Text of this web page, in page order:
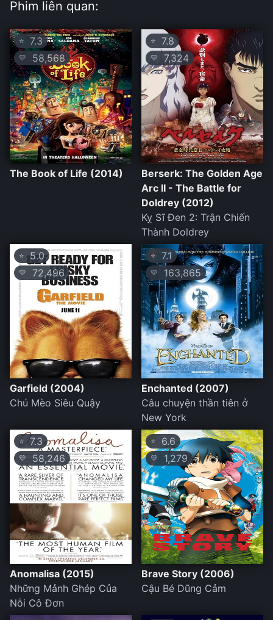
Phim liên quan:
⭐ 7.3
💛 58,568
The Book of Life (2014)
⭐ 7.8
💛 7,324
Berserk: The Golden Age
Arc II - The Battle for
Doldrey (2012)
Kỵ Sĩ Đen 2: Trận Chiến
Thành Doldrey
⭐ 5.0
💛 72,496
Garfield (2004)
Chú Mèo Siêu Quậy
⭐ 7.1
💛 163,865
Enchanted (2007)
Câu chuyện thần tiên ở
New York
⭐ 7.3
💛 58,246
Anomalisa (2015)
Những Mảnh Ghép Của
Nỗi Cô Đơn
⭐ 6.6
💛 1,279
Brave Story (2006)
Cậu Bé Dũng Cảm